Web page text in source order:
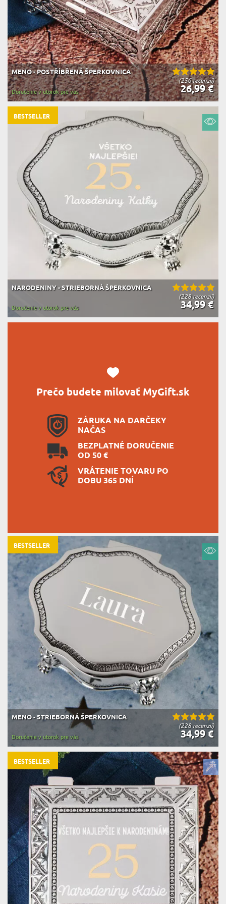
(256 recenzií)
MENO - POSTŘÍBŘENÁ ŠPERKOVNICA
26,99 €
Doručenie v utorok pre vás
(228 recenzií)
NARODENINY - STRIEBORNÁ ŠPERKOVNICA
34,99 €
Doručenie v utorok pre vás
BESTSELLER
Prečo budete milovať MyGift.sk
ZÁRUKA NA DARČEKY
NAČAS
BEZPLATNÉ DORUČENIE
OD 50 €
VRÁTENIE TOVARU PO
DOBU 365 DNÍ
(228 recenzií)
MENO - STRIEBORNÁ ŠPERKOVNICA
34,99 €
Doručenie v utorok pre vás
BESTSELLER
BESTSELLER